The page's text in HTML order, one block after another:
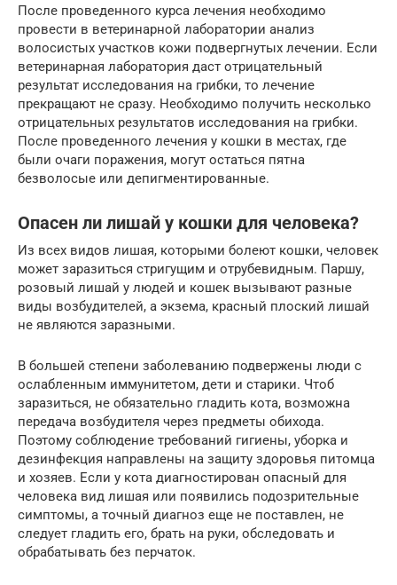
После проведенного курса лечения необходимо
провести в ветеринарной лаборатории анализ
волосистых участков кожи подвергнутых лечении. Если
ветеринарная лаборатория даст отрицательный
результат исследования на грибки, то лечение
прекращают не сразу. Необходимо получить несколько
отрицательных результатов исследования на грибки.
После проведенного лечения у кошки в местах, где
были очаги поражения, могут остаться пятна
безволосые или депигментированные.
Опасен ли лишай у кошки для человека?
Из всех видов лишая, которыми болеют кошки, человек
может заразиться стригущим и отрубевидным. Паршу,
розовый лишай у людей и кошек вызывают разные
виды возбудителей, а экзема, красный плоский лишай
не являются заразными.
В большей степени заболеванию подвержены люди с
ослабленным иммунитетом, дети и старики. Чтоб
заразиться, не обязательно гладить кота, возможна
передача возбудителя через предметы обихода.
Поэтому соблюдение требований гигиены, уборка и
дезинфекция направлены на защиту здоровья питомца
и хозяев. Если у кота диагностирован опасный для
человека вид лишая или появились подозрительные
симптомы, а точный диагноз еще не поставлен, не
следует гладить его, брать на руки, обследовать и
обрабатывать без перчаток.